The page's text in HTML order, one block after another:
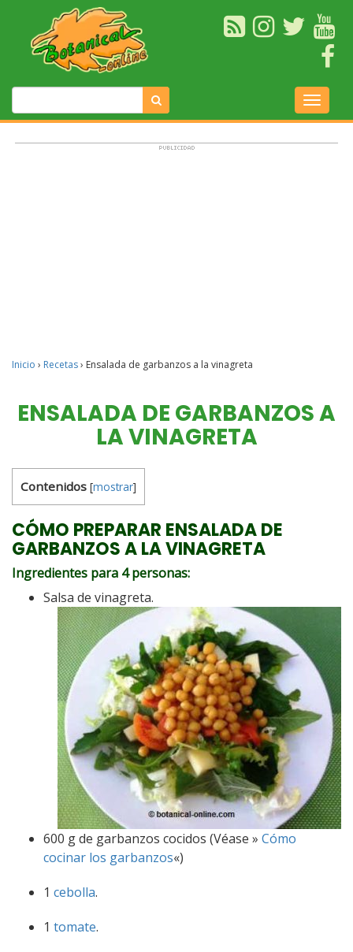
Inicio › Recetas› Ensalada de garbanzos a la vinagreta
ENSALADA DE GARBANZOS A
LA VINAGRETA
Contenidos [mostrar]
CÓMO PREPARAR ENSALADA DE
GARBANZOS A LA VINAGRETA
Ingredientes para 4 personas:
Salsa de vinagreta.
600 g de garbanzos cocidos (Véase » Cómo
cocinar los garbanzos«)
1 cebolla.
1 tomate.